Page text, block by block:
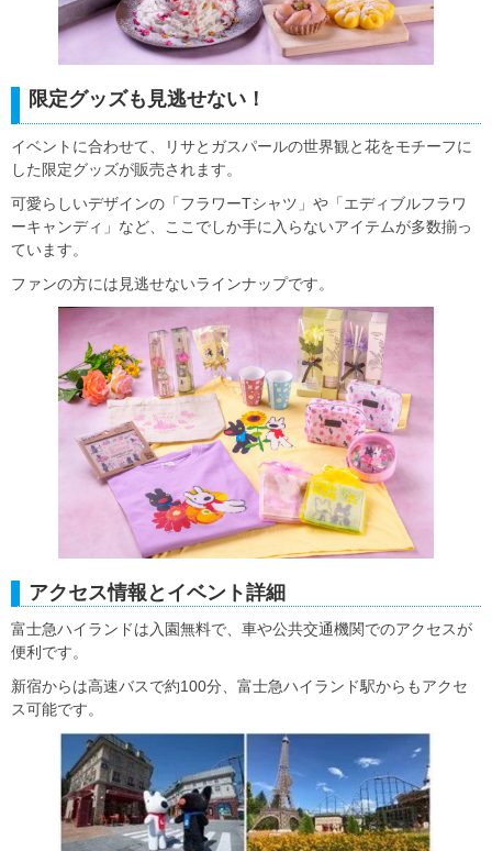
限定グッズも見逃せない！
イベントに合わせて、リサとガスパールの世界観と花をモチーフに
した限定グッズが販売されます。
可愛らしいデザインの「フラワーTシャツ」や「エディブルフラワ
ーキャンディ」など、ここでしか手に入らないアイテムが多数揃っ
ています。
ファンの方には見逃せないラインナップです。
アクセス情報とイベント詳細
富士急ハイランドは入園無料で、車や公共交通機関でのアクセスが
便利です。
新宿からは高速バスで約100分、富士急ハイランド駅からもアクセ
ス可能です。